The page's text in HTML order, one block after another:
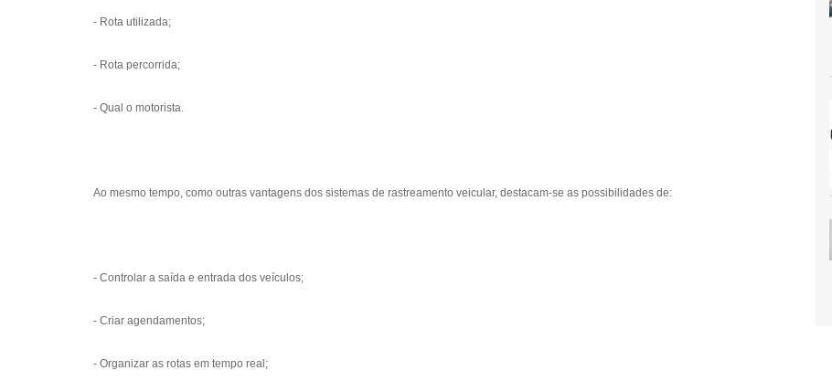
- Rota utilizada;
- Rota percorrida;
- Qual o motorista.
Ao mesmo tempo, como outras vantagens dos sistemas de rastreamento veicular, destacam-se as possibilidades de:
- Controlar a saída e entrada dos veículos;
- Criar agendamentos;
- Organizar as rotas em tempo real;